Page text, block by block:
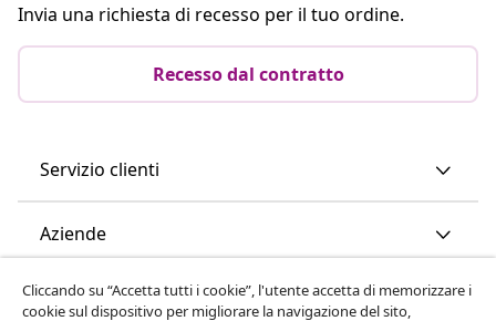
Invia una richiesta di recesso per il tuo ordine.
Recesso dal contratto
Servizio clienti
Aziende
vidaXL
Cliccando su “Accetta tutti i cookie”, l'utente accetta di memorizzare i
cookie sul dispositivo per migliorare la navigazione del sito,